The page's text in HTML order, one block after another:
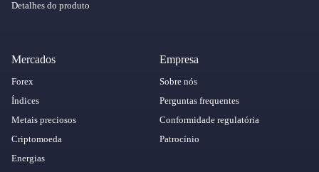
Detalhes do produto
Mercados
Forex
Índices
Metais preciosos
Criptomoeda
Energias
Empresa
Sobre nós
Perguntas frequentes
Conformidade regulatória
Patrocínio